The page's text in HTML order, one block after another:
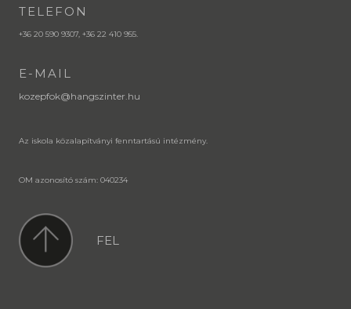
TELEFON
+36 20 590 9307, +36 22 410 955.
E-MAIL
kozepfok@hangszinter.hu
Az iskola közalapítványi fenntartású intézmény.
OM azonosító szám: 040234
FEL